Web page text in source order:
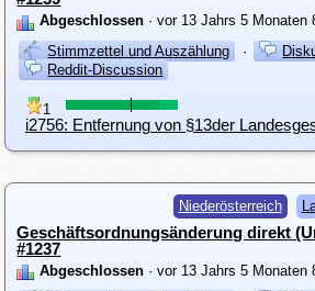
Abgeschlossen · vor 13 Jahrs 5 Monaten
Stimmzettel und Auszählung
·
Reddit-Discussion
1
Niederösterreich
Geschäftsordnungsänderung direkt
#1237
Abgeschlossen · vor 13 Jahrs 5 Monaten